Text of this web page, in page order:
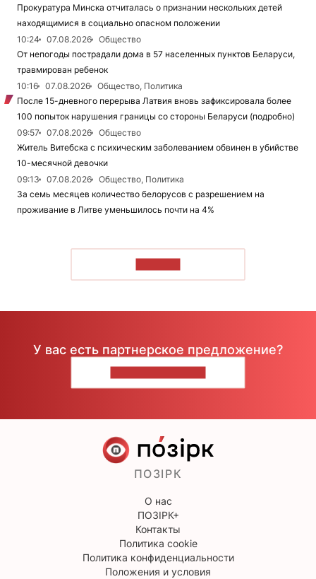
Прокуратура Минска отчиталась о признании нескольких детей
находящимися в социально опасном положении
10:24
07.08.2026
Общество
От непогоды пострадали дома в 57 населенных пунктов Беларуси,
травмирован ребенок
10:16
07.08.2026
Общество, Политика
После 15-дневного перерыва Латвия вновь зафиксировала более
100 попыток нарушения границы со стороны Беларуси (подробно)
09:57
07.08.2026
Общество
Житель Витебска с психическим заболеванием обвинен в убийстве
10-месячной девочки
09:13
07.08.2026
Общество, Политика
За семь месяцев количество белорусов с разрешением на
проживание в Литве уменьшилось почти на 4%
У вас есть партнерское предложение?
ПОЗІРК
О нас
ПОЗІРК+
Контакты
Политика cookie
Политика конфиденциальности
Положения и условия